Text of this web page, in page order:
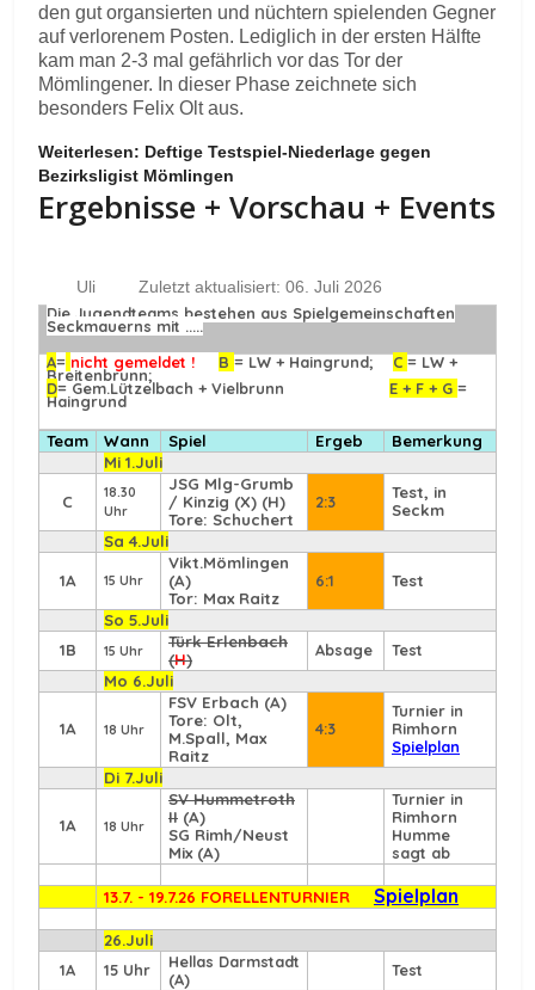
den gut organsierten und nüchtern spielenden Gegner
auf verlorenem Posten. Lediglich in der ersten Hälfte
kam man 2-3 mal gefährlich vor das Tor der
Mömlingener. In dieser Phase zeichnete sich
besonders Felix Olt aus.
Weiterlesen: Deftige Testspiel-Niederlage gegen
Bezirksligist Mömlingen
Ergebnisse + Vorschau + Events
Uli
Zuletzt aktualisiert: 06. Juli 2026
Die Jugendteams bestehen aus Spielgemeinschaften
Seckmauerns mit .....
A= nicht gemeldet ! B = LW + Haingrund;C = LW +
Breitenbrunn;
D= Gem.Lützelbach + Vielbrunn E + F + G =
Haingrund
Team Wann Spiel Ergeb
Bemerkung
Mi 1.Juli
C
18.30
Uhr
JSG Mlg-Grumb
/ Kinzig (X) (H)
Tore: Schuchert
2:3
Test, in
Seckm
Sa 4.Juli
1A 15 Uhr
Vikt.Mömlingen
(A)
Tor: Max Raitz
6:1 Test
So 5.Juli
1B
15 Uhr
Türk Erlenbach
(H) Absage
Test
Mo 6.Juli
1A 18 Uhr
FSV Erbach (A)
Tore: Olt,
M.Spall, Max
Raitz
4:3
Turnier in
Rimhorn
Spielplan
Di 7.Juli
1A 18 Uhr
SV Hummetroth
II (A)
SG Rimh/Neust
Mix (A)
Turnier in
Rimhorn
Humme
sagt ab
13.7. - 19.7.26 FORELLENTURNIER Spielplan
26.Juli
1A
15 Uhr
Hellas Darmstadt
(A)
Test